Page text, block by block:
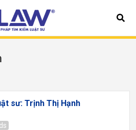
sư: Trịnh Thị Hạnh